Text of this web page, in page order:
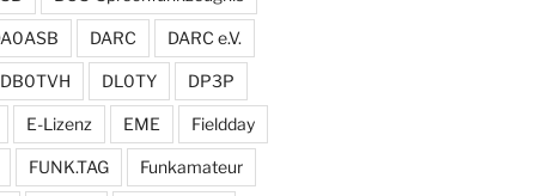
DARC DARC e.V.
DB0TVH DL0TY DP3P
E-Lizenz EME Fieldday
FUNK.TAG Funkamateur